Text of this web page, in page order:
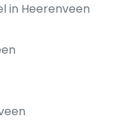
in Heerenveen